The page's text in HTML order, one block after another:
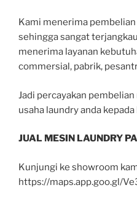
Kami menerima
sehingga sangat
menerima layanan
commersial, pabrik,
Jadi percayakan
usaha laundry anda kepada
JUAL MESIN LAUNDRY
Kunjungi ke showroom
https://maps.app.goo.gl/